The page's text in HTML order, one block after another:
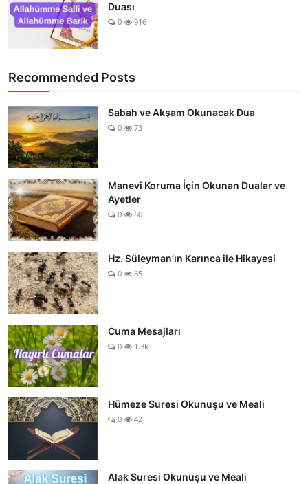
Duası
0 916
Recommended Posts
Sabah ve Akşam Okunacak Dua
0 73
Manevi Koruma İçin Okunan Dualar ve
Ayetler
0 60
Hz. Süleyman’ın Karınca ile Hikayesi
0 65
Cuma Mesajları
0 1.3k
Hümeze Suresi Okunuşu ve Meali
0 42
Alak Suresi Okunuşu ve Meali